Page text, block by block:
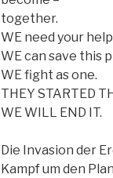
together.
WE need your
WE can save this
WE fight as one.
THEY STARTED
WE WILL END IT.
Die Invasion der
Kampf um den